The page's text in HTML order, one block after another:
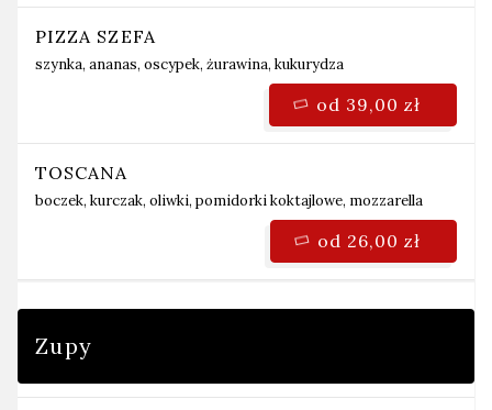
PIZZA SZEFA
szynka, ananas, oscypek, żurawina, kukurydza
TOSCANA
boczek, kurczak, oliwki, pomidorki koktajlowe, mozzarella
Zupy